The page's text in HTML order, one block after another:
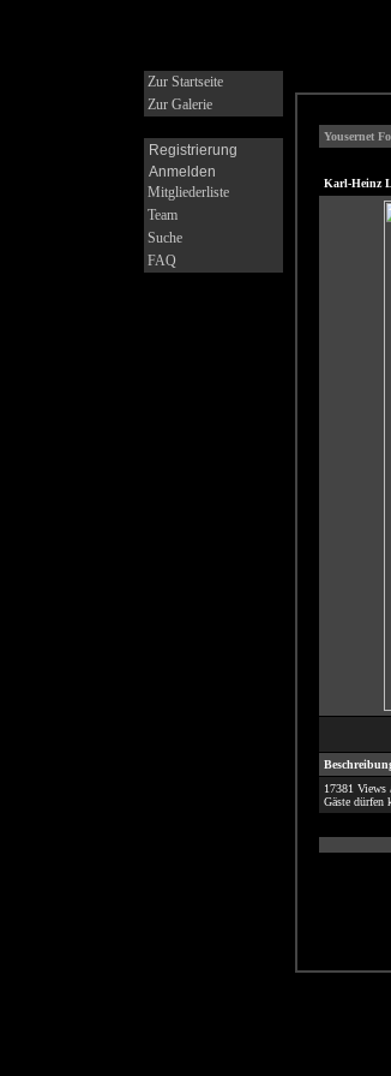
Zur Startseite
Zur Galerie
Registrierung
Anmelden
Mitgliederliste
Team
Suche
FAQ
Yousernet
Karl-Heinz
17381 Views
Gäste dürfen